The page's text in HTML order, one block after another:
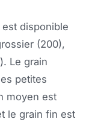
disponible
(200),
Le grain
petites
moyen est
le grain fin est